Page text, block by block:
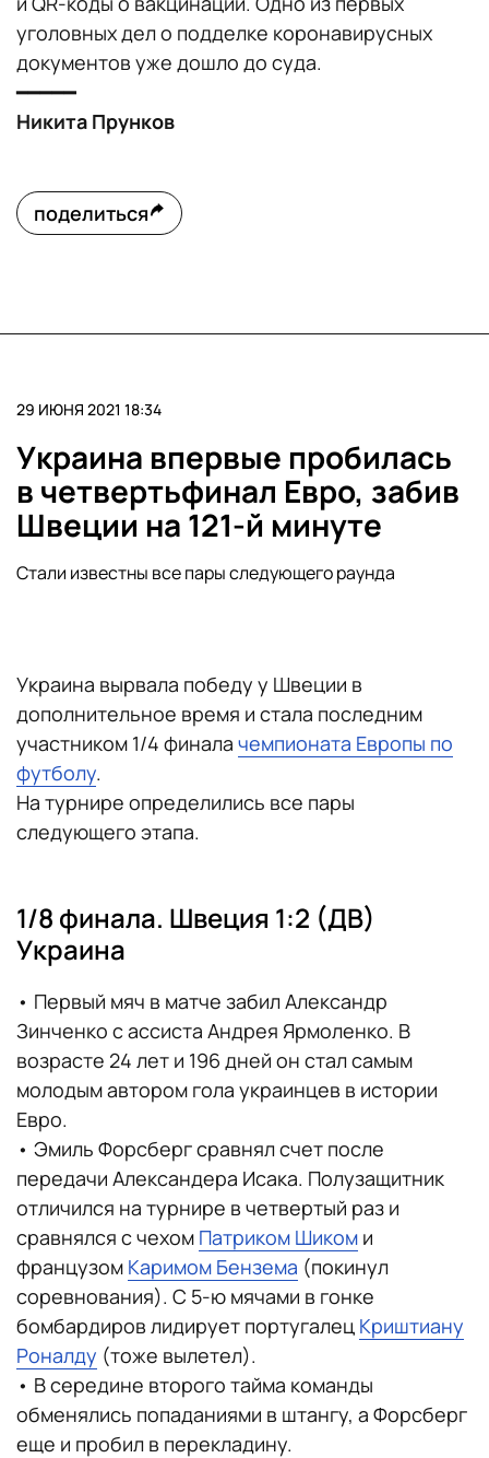
уголовных дел о подделке коронавирусных
документов уже дошло до суда.
━━━━━
Никита Прунков
поделиться
29 ИЮНЯ 2021 18:34
Украина впервые пробилась
в четвертьфинал Евро, забив
Швеции на 121-й минуте
Стали известны все пары следующего раунда
Украина вырвала победу у Швеции в
дополнительное время и стала последним
участником 1/4 финала чемпионата Европы по
футболу.
На турнире определились все пары
следующего этапа.
1/8 финала. Швеция 1:2 (ДВ)
Украина
• Первый мяч в матче забил Александр
Зинченко с ассиста Андрея Ярмоленко. В
возрасте 24 лет и 196 дней он стал самым
молодым автором гола украинцев в истории
Евро.
• Эмиль Форсберг сравнял счет после
передачи Александера Исака. Полузащитник
отличился на турнире в четвертый раз и
сравнялся с чехом Патриком Шиком и
французом Каримом Бензема (покинул
соревнования). С 5-ю мячами в гонке
бомбардиров лидирует португалец Криштиану
Роналду (тоже вылетел).
• В середине второго тайма команды
обменялись попаданиями в штангу, а Форсберг
еще и пробил в перекладину.